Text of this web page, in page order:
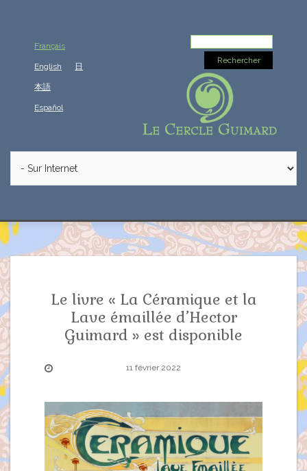
Français
English 日
本語
Español
Le livre « La Céramique et la
Lave émaillée d’Hector
Guimard » est disponible
11 février 2022